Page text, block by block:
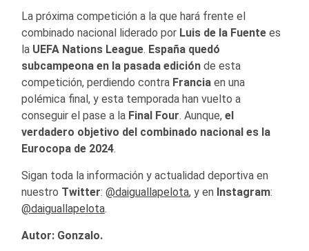
La próxima competición a la que hará frente el
combinado nacional liderado por Luis de la Fuente es
la UEFA Nations League. España quedó
subcampeona en la pasada edición de esta
competición, perdiendo contra Francia en una
polémica final, y esta temporada han vuelto a
conseguir el pase a la Final Four. Aunque, el
verdadero objetivo del combinado nacional es la
Eurocopa de 2024.
Sigan toda la información y actualidad deportiva en
nuestro Twitter: @daiguallapelota, y en Instagram:
@daiguallapelota.
Autor: Gonzalo.